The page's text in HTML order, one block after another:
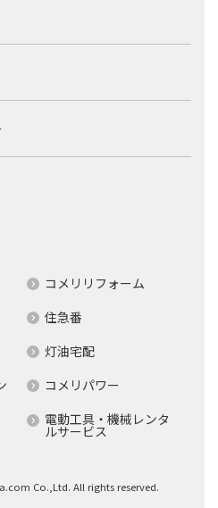
コメリリフォーム
住急番
灯油宅配
コメリパワー
電動工具・機械レンタ
ルサービス
Co.,Ltd. All rights reserved.